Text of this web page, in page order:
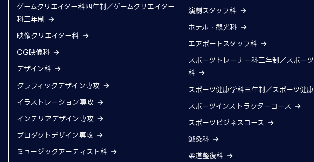
ゲームクリエイター科四年制／ゲームクリエイター
科三年制
映像クリエイター科
CG映像科
デザイン科
グラフィックデザイン専攻
イラストレーション専攻
インテリアデザイン専攻
プロダクトデザイン専攻
ミュージックアーティスト科
演劇スタッフ科
ホテル・観光科
エアポートスタッフ科
スポーツトレーナー科三年制／スポー
科
スポーツ健康学科三年制／スポーツ健
スポーツインストラクターコース
スポーツビジネスコース
鍼灸科
柔道整復科